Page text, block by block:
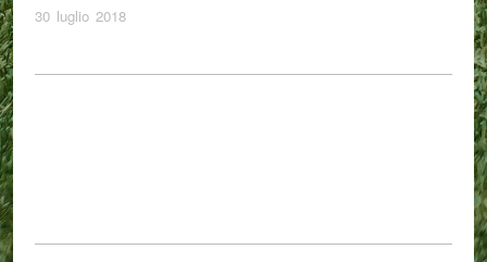
30 luglio 2018